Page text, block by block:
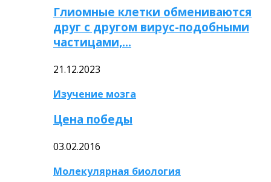
Глиомные клетки обмениваются
друг с другом вирус-подобными
частицами,…
21.12.2023
Изучение мозга
Цена победы
03.02.2016
Молекулярная биология